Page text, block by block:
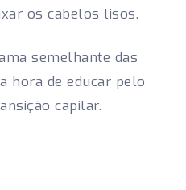
os cabelos lisos.
semelhante das
hora de educar pelo
capilar.